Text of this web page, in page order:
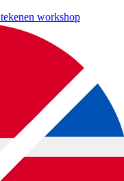
tekenen workshop